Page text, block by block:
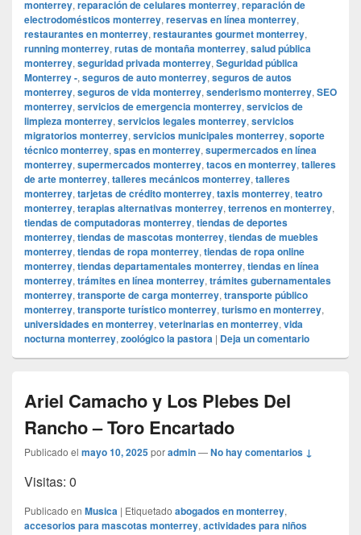
monterrey, reparación de celulares monterrey, reparación de
electrodomésticos monterrey, reservas en línea monterrey,
restaurantes en monterrey, restaurantes gourmet monterrey,
running monterrey, rutas de montaña monterrey, salud pública
monterrey, seguridad privada monterrey, Seguridad pública
Monterrey -, seguros de auto monterrey, seguros de autos
monterrey, seguros de vida monterrey, senderismo monterrey, SEO
monterrey, servicios de emergencia monterrey, servicios de
limpieza monterrey, servicios legales monterrey, servicios
migratorios monterrey, servicios municipales monterrey, soporte
técnico monterrey, spas en monterrey, supermercados en línea
monterrey, supermercados monterrey, tacos en monterrey, talleres
de arte monterrey, talleres mecánicos monterrey, talleres
monterrey, tarjetas de crédito monterrey, taxis monterrey, teatro
monterrey, terapias alternativas monterrey, terrenos en monterrey,
tiendas de computadoras monterrey, tiendas de deportes
monterrey, tiendas de mascotas monterrey, tiendas de muebles
monterrey, tiendas de ropa monterrey, tiendas de ropa online
monterrey, tiendas departamentales monterrey, tiendas en línea
monterrey, trámites en línea monterrey, trámites gubernamentales
monterrey, transporte de carga monterrey, transporte público
monterrey, transporte turístico monterrey, turismo en monterrey,
universidades en monterrey, veterinarias en monterrey, vida
nocturna monterrey, zoológico la pastora | Deja un comentario
Ariel Camacho y Los Plebes Del
Rancho – Toro Encartado
Publicado el mayo 10, 2025poradmin—No hay comentarios ↓
Visitas: 0
Publicado en Musica | Etiquetado abogados en monterrey,
accesorios para mascotas monterrey, actividades para niños